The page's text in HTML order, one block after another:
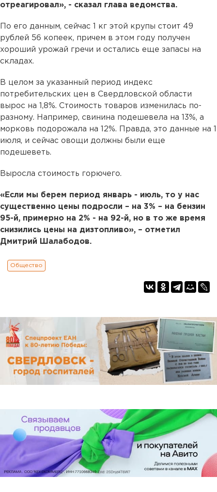
отреагировал», - сказал глава ведомства.
По его данным, сейчас 1 кг этой крупы стоит 49
рублей 56 копеек, причем в этом году получен
хороший урожай гречи и остались еще запасы на
складах.
В целом за указанный период индекс
потребительских цен в Свердловской области
вырос на 1,8%. Стоимость товаров изменилась по-
разному. Например, свинина подешевела на 13%, а
морковь подорожала на 12%. Правда, это данные на 1
июля, и сейчас овощи должны были еще
подешеветь.
Выросла стоимость горючего.
«Если мы берем период январь - июль, то у нас
существенно цены подросли – на 3% – на бензин
95-й, примерно на 2% - на 92-й, но в то же время
снизились цены на дизтопливо», – отметил
Дмитрий Шалабодов.
Общество